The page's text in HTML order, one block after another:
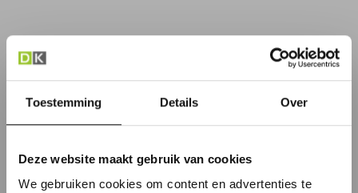
Toestemming Details Over
Deze website maakt gebruik van cookies
We gebruiken cookies om content en advertenties te